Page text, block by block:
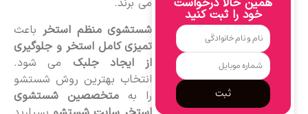
می برند.
شستشوی منظم استخرباعث
تمیزی کامل استخر و جلوگیری
از ایجاد جلبکمی شود.
انتخاب بهترین روش شستشو
را به متخصصین شستشوی
همین حالا درخواست
خود را ثبت کنید
ثبت